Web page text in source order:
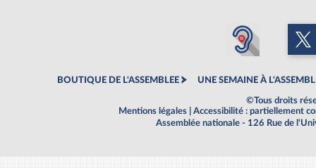
BOUTIQUE DE L'ASSEMBLEE UNE SEMAINE À
©Tous droits
Mentions légales
Accessibilité : partiellement
Assemblée nationale - 126 Rue de